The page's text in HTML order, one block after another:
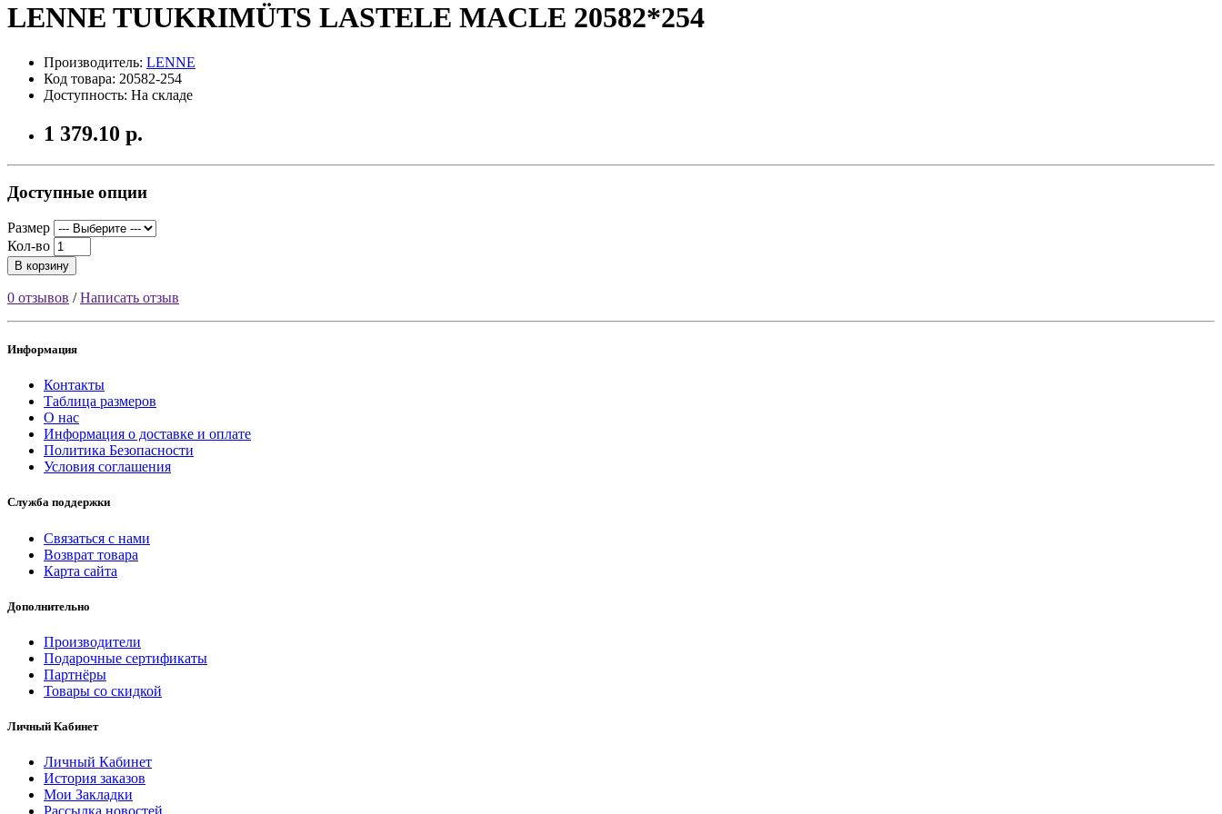
LENNE TUUKRIMÜTS LASTELE MACLE 20582*254
Производитель: LENNE
Код товара: 20582-254
Доступность: На складе
1 379.10 р.
Доступные опции
Размер
Кол-во
В корзину
0 отзывов /Написать отзыв
Информация
Контакты
Таблица размеров
О нас
Информация о доставке и оплате
Политика Безопасности
Условия соглашения
Служба поддержки
Связаться с нами
Возврат товара
Карта сайта
Дополнительно
Производители
Подарочные сертификаты
Партнёры
Товары со скидкой
Личный Кабинет
Личный Кабинет
История заказов
Мои Закладки